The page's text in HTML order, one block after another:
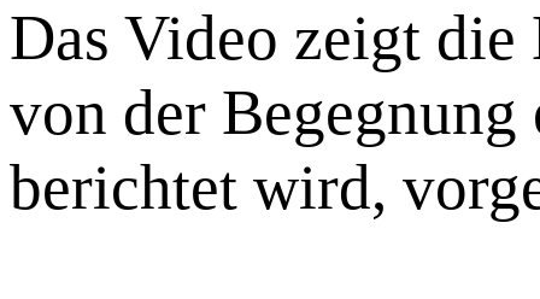
Das Video zeigt
von der Be­geg­nung
be­rich­tet wird,